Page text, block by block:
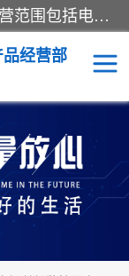
济南市历城区创宇电子产品经营部经营范围包括电子产品、起重机械配件、电气设备、仪器仪表、配电箱、监控设备的批发、零售；配电箱、仪器仪表（不含计量器）、工业自动化设备（不含特种设备、电力设备）的安装、维修。（依法须经批准的项目，经相关部门批准后方可开展经营活动）。
经营部
化